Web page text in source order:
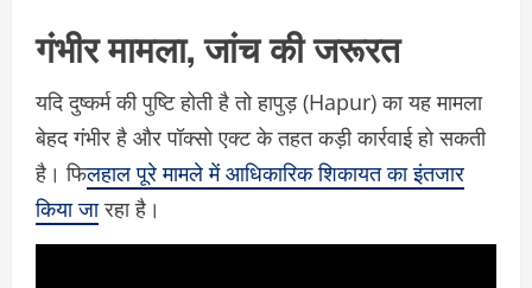
गंभीर मामला, जांच की जरूरत
यदि दुष्कर्म की पुष्टि होती है तो हापुड़ (Hapur) का यह मामला
बेहद गंभीर है और पॉक्सो एक्ट के तहत कड़ी कार्रवाई हो सकती
है। फिलहाल पूरे मामले में आधिकारिक शिकायत का इंतजार
किया जारहा है।